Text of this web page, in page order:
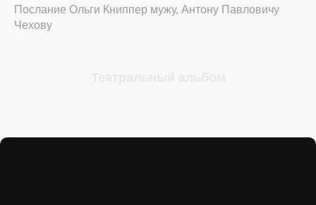
Послание Ольги Книппер мужу, Антону Павловичу
Чехову